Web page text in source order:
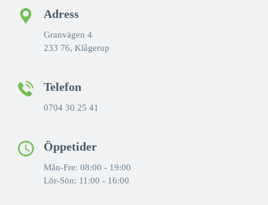
Adress
Granvägen 4
233 76, Klågerup
Telefon
0704 30 25 41
Öppetider
Mån-Fre: 08:00 - 19:00
Lör-Sön: 11:00 - 16:00